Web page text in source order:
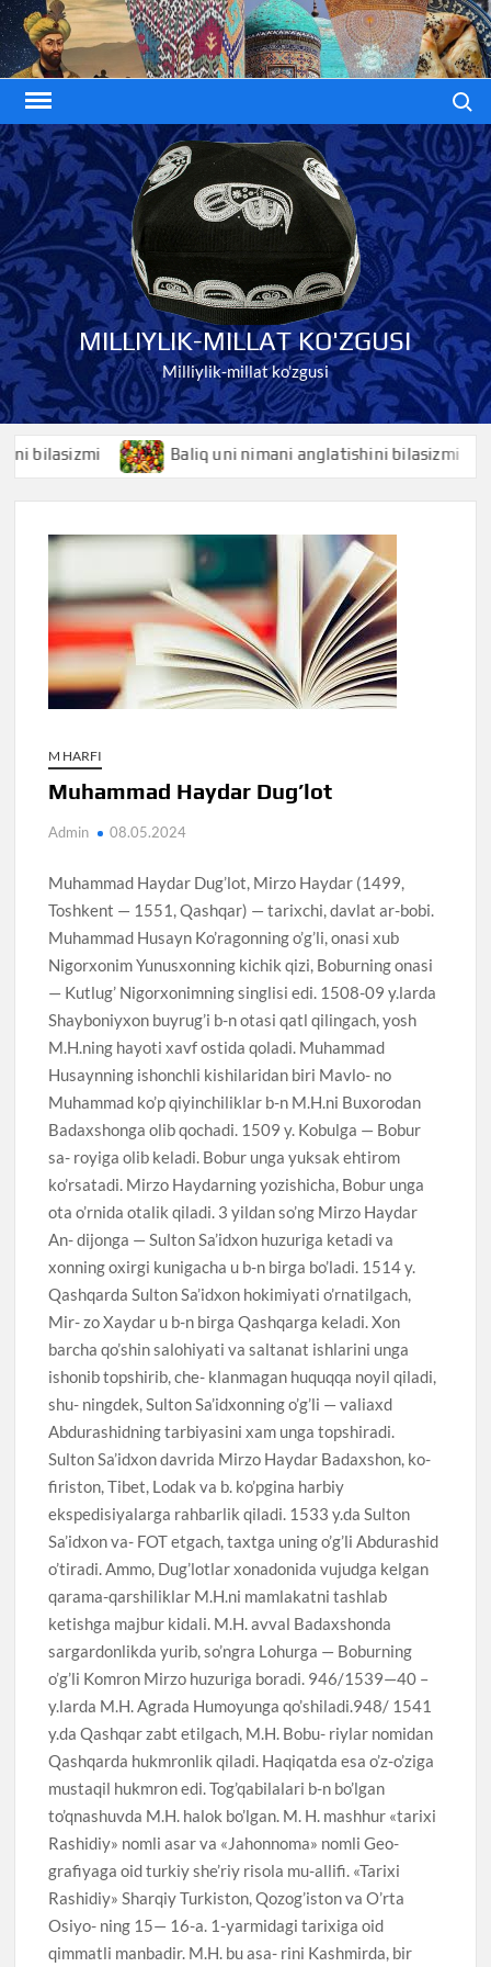
Skip
to
content
MILLIYLIK-MILLAT KO'ZGUSI
Milliylik-millat ko'zgusi
Baliq uni nimani anglatishini bilasizmi
M HARFI
Muhammad Haydar Dug’lot
Admin 08.05.2024
Muhammad Haydar Dug’lot, Mirzo Haydar (1499,
Toshkent — 1551, Qashqar) — tarixchi, davlat ar-bobi.
Muhammad Husayn Ko’ragonning o’g’li, onasi xub
Nigorxonim Yunusxonning kichik qizi, Boburning onasi
— Kutlug’ Nigorxonimning singlisi edi. 1508-09 y.larda
Shayboniyxon buyrug’i b-n otasi qatl qilingach, yosh
M.H.ning hayoti xavf ostida qoladi. Muhammad
Husaynning ishonchli kishilaridan biri Mavlo- no
Muhammad ko’p qiyinchiliklar b-n M.H.ni Buxorodan
Badaxshonga olib qochadi. 1509 y. Kobulga — Bobur
sa- royiga olib keladi. Bobur unga yuksak ehtirom
ko’rsatadi. Mirzo Haydarning yozishicha, Bobur unga
ota o’rnida otalik qiladi. 3 yildan so’ng Mirzo Haydar
An- dijonga — Sulton Sa’idxon huzuriga ketadi va
xonning oxirgi kunigacha u b-n birga bo’ladi. 1514 y.
Qashqarda Sulton Sa’idxon hokimiyati o’rnatilgach,
Mir- zo Xaydar u b-n birga Qashqarga keladi. Xon
barcha qo’shin salohiyati va saltanat ishlarini unga
ishonib topshirib, che- klanmagan huquqqa noyil qiladi,
shu- ningdek, Sulton Sa’idxonning o’g’li — valiaxd
Abdurashidning tarbiyasini xam unga topshiradi.
Sulton Sa’idxon davrida Mirzo Haydar Badaxshon, ko-
firiston, Tibet, Lodak va b. ko’pgina harbiy
ekspedisiyalarga rahbarlik qiladi. 1533 y.da Sulton
Sa’idxon va- FOT etgach, taxtga uning o’g’li Abdurashid
o’tiradi. Ammo, Dug’lotlar xonadonida vujudga kelgan
qarama-qarshiliklar M.H.ni mamlakatni tashlab
ketishga majbur kidali. M.H. avval Badaxshonda
sargardonlikda yurib, so’ngra Lohurga — Boburning
o’g’li Komron Mirzo huzuriga boradi. 946/1539—40 –
y.larda M.H. Agrada Humoyunga qo’shiladi.948/ 1541
y.da Qashqar zabt etilgach, M.H. Bobu- riylar nomidan
Qashqarda hukmronlik qiladi. Haqiqatda esa o’z-o’ziga
mustaqil hukmron edi. Tog’qabilalari b-n bo’lgan
to’qnashuvda M.H. halok bo’lgan. M. H. mashhur «tarixi
Rashidiy» nomli asar va «Jahonnoma» nomli Geo-
grafiyaga oid turkiy she’riy risola mu-allifi. «Tarixi
Rashidiy» Sharqiy Turkiston, Qozog’iston va O’rta
Osiyo- ning 15— 16-a. 1-yarmidagi tarixiga oid
qimmatli manbadir. M.H. bu asa- rini Kashmirda, bir